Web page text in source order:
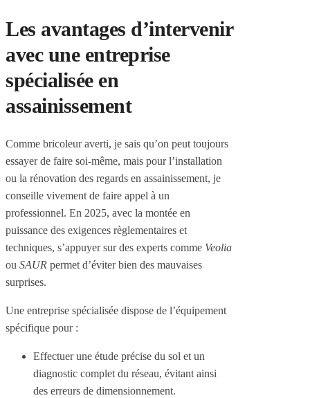
Les avantages d’intervenir
avec une entreprise
spécialisée en
assainissement
Comme bricoleur averti, je sais qu’on peut toujours
essayer de faire soi-même, mais pour l’installation
ou la rénovation des regards en assainissement, je
conseille vivement de faire appel à un
professionnel. En 2025, avec la montée en
puissance des exigences règlementaires et
techniques, s’appuyer sur des experts comme Veolia
ou SAUR permet d’éviter bien des mauvaises
surprises.
Une entreprise spécialisée dispose de l’équipement
spécifique pour :
Effectuer une étude précise du sol et un
diagnostic complet du réseau, évitant ainsi
des erreurs de dimensionnement.